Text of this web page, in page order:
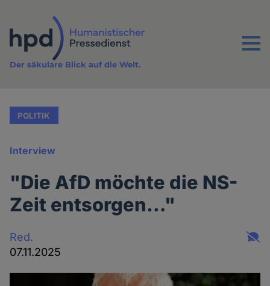
Inhalt
Menu
Der säkulare Blick auf die Welt.
POLITIK
Interview
"Die AfD möchte die NS-
Zeit entsorgen…"
Red.
07.11.2025